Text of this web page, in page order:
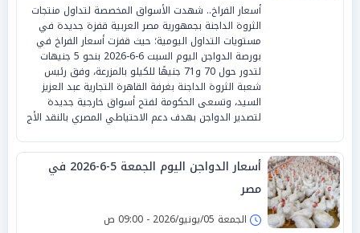
أسعار الفراخ.. شهدت الأسواق المخصصة لتداول منتجات
الثروة الداجنة بجمهورية مصر العربية قفزة جديدة في
مستويات التداول اليومية؛ حيث قفزت أسعار الفراخ في
بورصة الدواجن اليوم السبت 6-6-2026 بنحو 5 جنيهات
لتدور حول 70 و71 جنيهًا للكيلو بالمزرعة، وفق رئيس
شعبة الثروة الداجنة بغرفة القاهرة التجارية عبد العزيز
السيد، وتسعى الحكومة لفتح أسواق خارجية جديدة
لتصدير الدواجن بهدف دعم الاحتياطي المصري بالنقد الأج
أسعار الدواجن اليوم الجمعة 5-6-2026 في
مصر
الجمعة 05/يونيو/2026 - 09:00 ص